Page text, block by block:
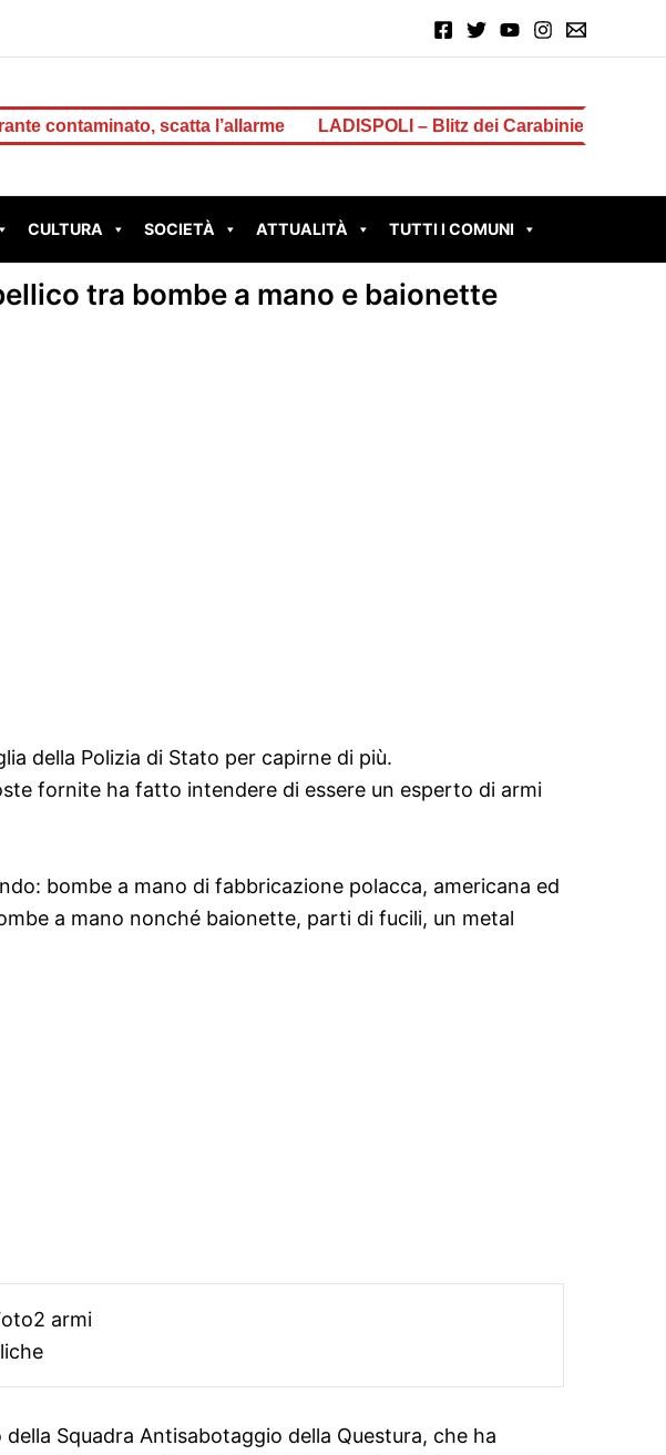
scatta l’allarme LADISPOLI – Blitz dei Carabinieri in un complesso
CULTURA SOCIETÀ ATTUALITÀ TUTTI I COMUNI
tra bombe a mano e baionette
della Polizia di Stato per capirne di più.
fornite ha fatto intendere di essere un esperto di armi
bombe a mano di fabbricazione polacca, americana ed
a mano nonché baionette, parti di fucili, un metal
Squadra Antisabotaggio della Questura, che ha